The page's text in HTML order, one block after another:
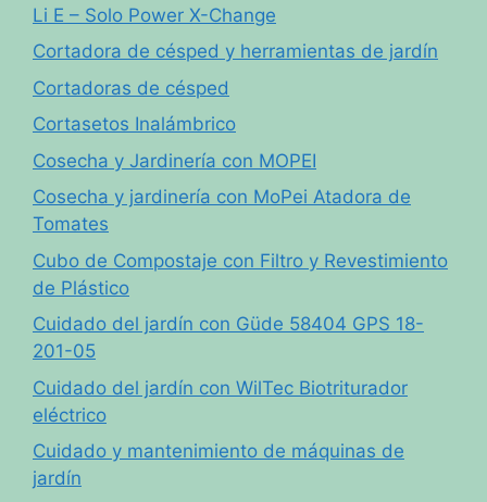
Li E – Solo Power X-Change
Cortadora de césped y herramientas de jardín
Cortadoras de césped
Cortasetos Inalámbrico
Cosecha y Jardinería con MOPEI
Cosecha y jardinería con MoPei Atadora de
Tomates
Cubo de Compostaje con Filtro y Revestimiento
de Plástico
Cuidado del jardín con Güde 58404 GPS 18-
201-05
Cuidado del jardín con WilTec Biotriturador
eléctrico
Cuidado y mantenimiento de máquinas de
jardín